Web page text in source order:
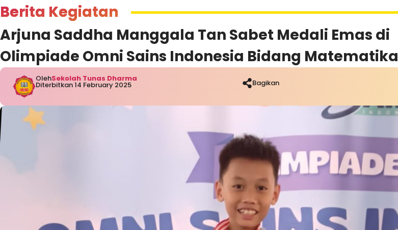
Berita Kegiatan
Arjuna Saddha Manggala Tan Sabet Medali Emas di
Olimpiade Omni Sains Indonesia Bidang Matematika
OlehSekolah Tunas Dharma
Diterbitkan 14 February 2025 Bagikan